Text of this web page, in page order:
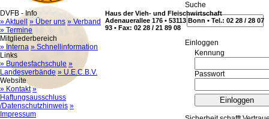
Haus der Vieh- und Fleischwirtschaft
Adenauerallee 176 • 53113 Bonn • Tel.: 02 28 / 28 07
93 • Fax: 02 28 / 21 89 08
DVFB - Info
» Aktuell
» Über uns » Verband
» Termine
Mitgliederbereich
» Interna » Schnellinformation
Links
» Bundesfachschule »
Landesverbände » U.E.C.B.V.
Website
» Kontakt »
Haftungsausschluss
/Datenschutzhinweis »
Impressum
Suche
Ein­log­gen
Kennung
Passwort